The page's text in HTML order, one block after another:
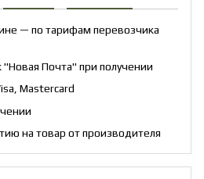
— по тарифам перевозчика
Почта" при получении
Mastercard
на товар от производителя